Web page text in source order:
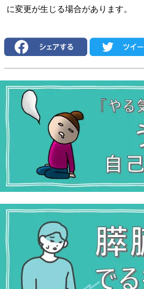
に変更が生じる場合があります。